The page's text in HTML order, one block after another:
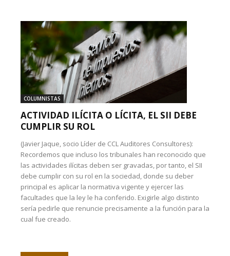
COLUMNISTAS
ACTIVIDAD ILÍCITA O LÍCITA, EL SII DEBE
CUMPLIR SU ROL
(Javier Jaque, socio Líder de CCL Auditores Consultores):
Recordemos que incluso los tribunales han reconocido que
las actividades ilícitas deben ser gravadas, por tanto, el SII
debe cumplir con su rol en la sociedad, donde su deber
principal es aplicar la normativa vigente y ejercer las
facultades que la ley le ha conferido. Exigirle algo distinto
sería pedirle que renuncie precisamente a la función para la
cual fue creado.